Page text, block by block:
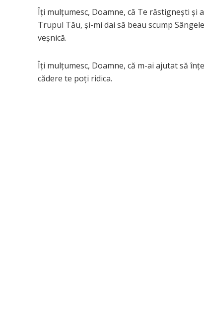
Îţi mulţumesc, Doamne, că Te răstigneşti
Trupul Tău, şi-mi dai să beau scump
veşnică.
Îţi mulţumesc, Doamne, că m-ai ajutat să
cădere te poți ridica.